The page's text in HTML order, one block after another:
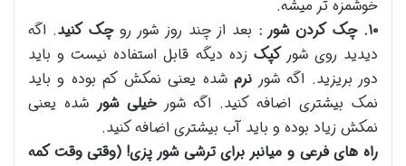
خوشمزه تر میشه.
۱۰.چک کردن شور : بعد از چند روز شور روچک کنید. اگه
دیدید روی شورکپک زده دیگه قابل استفاده نیست و باید
دور بریزید. اگه شور نرمشده یعنی نمکش کم بوده و باید
نمک بیشتری اضافه کنید. اگه شورخیلی شور شده یعنی
نمکش زیاد بوده و باید آب بیشتری اضافه کنید.
راه های فرعی و میانبر برای ترشی شور پزی! (وقتی وقت کمه